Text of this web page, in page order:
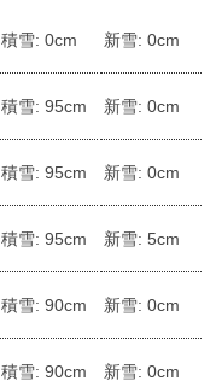
積雪: 0cm 新雪: 0cm
積雪: 95cm 新雪: 0cm
積雪: 95cm 新雪: 0cm
積雪: 95cm 新雪: 5cm
積雪: 90cm 新雪: 0cm
積雪: 90cm 新雪: 0cm